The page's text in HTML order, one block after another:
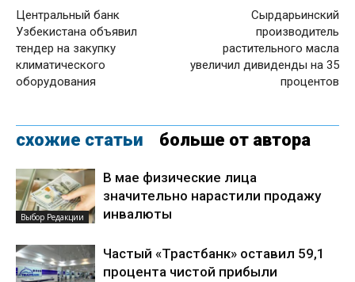
Центральный банк
Узбекистана объявил
тендер на закупку
климатического
оборудования
Сырдарьинский
производитель
растительного масла
увеличил дивиденды на 35
процентов
схожие статьи больше от автора
Выбор Редакции
В мае физические лица
значительно нарастили продажу
инвалюты
Частый «Трастбанк» оставил 59,1
процента чистой прибыли